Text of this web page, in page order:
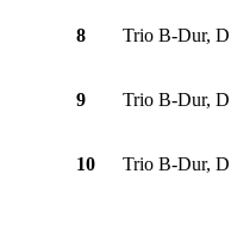
8 Trio B-Dur,
9 Trio B-Dur,
10 Trio B-Dur,